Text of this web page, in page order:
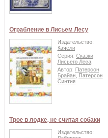
Ограбление в Лисьем Лесу
Издательство:
Качели
Серия: Сказки
Лисьего Леса
Автор: Патерсон
Брайан
Патерсон
Синтия
Трое в лодке, не считая собаки
Издательство: